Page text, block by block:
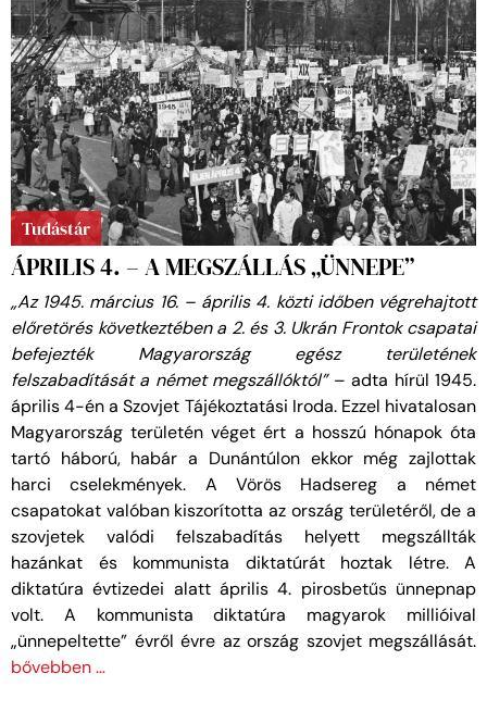
Tudástár
ÁPRILIS 4. – A MEGSZÁLLÁS „ÜNNEPE”
„Az 1945. március 16. – április 4. közti időben végrehajtott
előretörés következtében a 2. és 3. Ukrán Frontok csapatai
befejezték Magyarország egész területének
felszabadítását a német megszállóktól”– adta hírül 1945.
április 4-én a Szovjet Tájékoztatási Iroda. Ezzel hivatalosan
Magyarország területén véget ért a hosszú hónapok óta
tartó háború, habár a Dunántúlon ekkor még zajlottak
harci cselekmények. A Vörös Hadsereg a német
csapatokat valóban kiszorította az ország területéről, de a
szovjetek valódi felszabadítás helyett megszállták
hazánkat és kommunista diktatúrát hoztak létre. A
diktatúra évtizedei alatt április 4. pirosbetűs ünnepnap
volt. A kommunista diktatúra magyarok millióival
„ünnepeltette” évről évre az ország szovjet megszállását.
bővebben …